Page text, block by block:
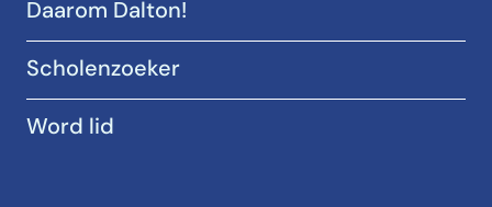
Daarom Dalton!
Scholenzoeker
Word lid